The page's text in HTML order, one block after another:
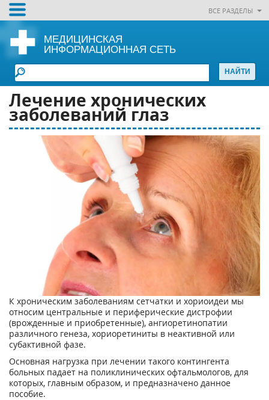
ВСЕ РАЗДЕЛЫ
МЕДИЦИНСКАЯ
ИНФОРМАЦИОННАЯ СЕТЬ
Лечение хронических
заболеваний глаз
К хроническим заболеваниям сетчатки и хориоидеи мы
относим центральные и периферические дистрофии
(врожденные и приобретенные), ангиоретинопатии
различного генеза, хориоретиниты в неактивной или
субактивной фазе.
Основная нагрузка при лечении такого контингента
больных падает на поликлинических офтальмологов, для
которых, главным образом, и предназначено данное
пособие.